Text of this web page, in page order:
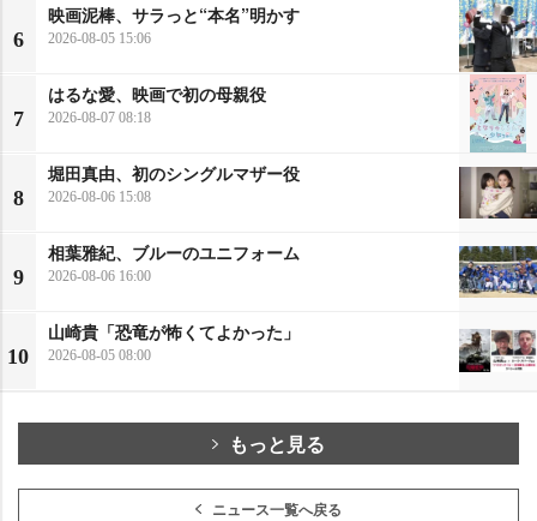
6
映画泥棒、サラっと“本名”明かす
2026-08-05 15:06
7
はるな愛、映画で初の母親役
2026-08-07 08:18
8
堀田真由、初のシングルマザー役
2026-08-06 15:08
9
相葉雅紀、ブルーのユニフォーム
2026-08-06 16:00
10
山崎貴「恐竜が怖くてよかった」
2026-08-05 08:00
もっと見る
ニュース一覧へ戻る